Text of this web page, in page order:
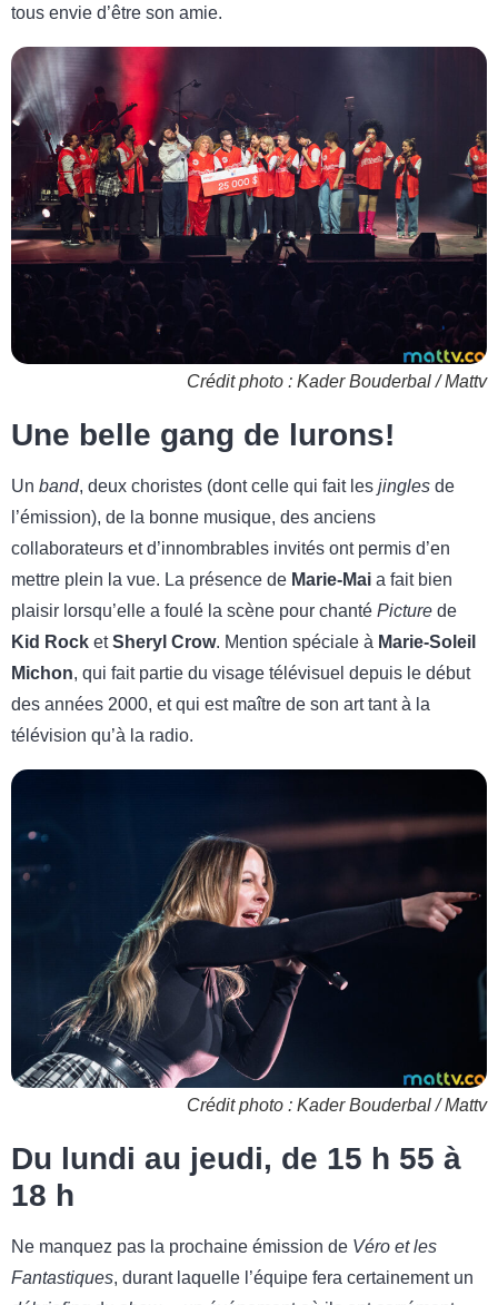
tous envie d’être son amie.
Crédit photo : Kader Bouderbal / Mattv
Une belle gang de lurons!
Un band, deux choristes (dont celle qui fait les jingles de
l’émission), de la bonne musique, des anciens
collaborateurs et d’innombrables invités ont permis d’en
mettre plein la vue. La présence de Marie-Mai a fait bien
plaisir lorsqu’elle a foulé la scène pour chanté Picture de
Kid Rock etSheryl Crow. Mention spéciale à Marie-Soleil
Michon, qui fait partie du visage télévisuel depuis le début
des années 2000, et qui est maître de son art tant à la
télévision qu’à la radio.
Crédit photo : Kader Bouderbal / Mattv
Du lundi au jeudi, de 15 h 55 à
18 h
Ne manquez pas la prochaine émission de Véro et les
Fantastiques, durant laquelle l’équipe fera certainement un